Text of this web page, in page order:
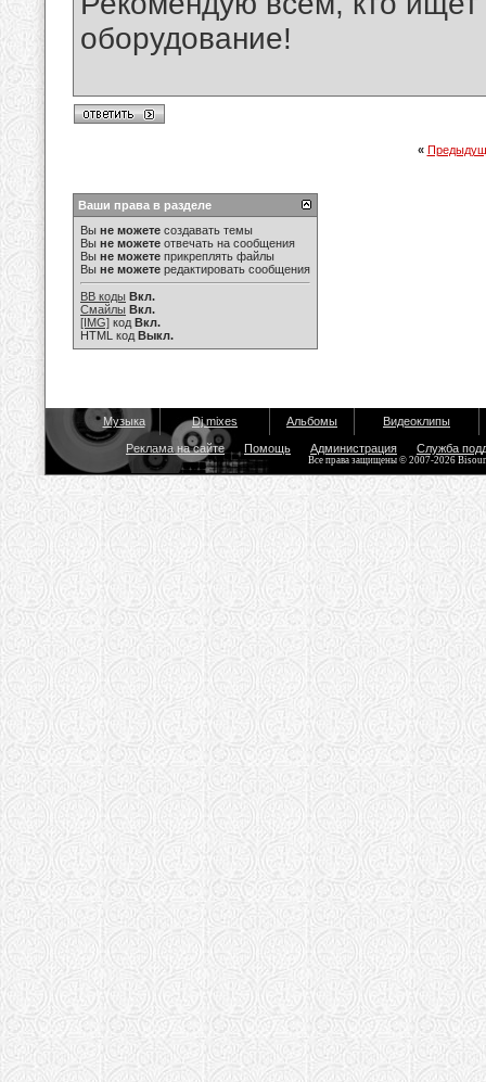
оборудование!
«
Ваши права в разделе
Вы не можете создавать темы
Вы не можете отвечать на сообщения
Вы не можете прикреплять файлы
Вы не можете редактировать сообщения
BB коды Вкл.
Смайлы Вкл.
[IMG] код Вкл.
HTML код Выкл.
Музыка Dj mixes Альбомы Видеоклипы
Реклама на сайте Помощь Администрация Служба
Все права защищены © 2007-2026